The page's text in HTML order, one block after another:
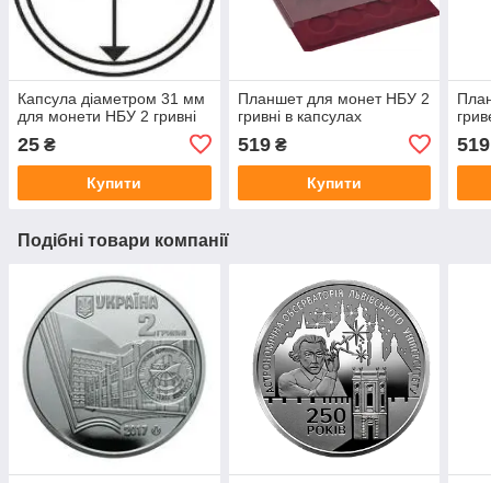
Капсула діаметром 31 мм
для монети НБУ 2 гривні
25 ₴
Купити
Планшет для монет НБУ 2
гривні в капсулах
519₴
Купити
519
Подібні товари компанії